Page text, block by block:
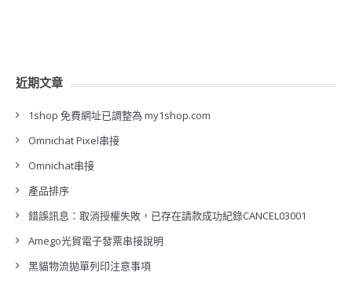
近期文章
1shop 免費網址已調整為 my1shop.com
Omnichat Pixel串接
Omnichat串接
產品排序
錯誤訊息：取消授權失敗，已存在請款成功紀錄CANCEL03001
Amego光貿電子發票串接說明
黑貓物流拋單列印注意事項